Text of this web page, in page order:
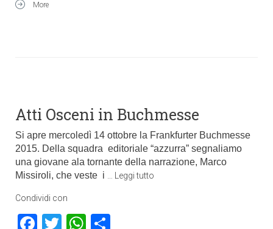
More
Atti Osceni in Buchmesse
Si apre mercoledì 14 ottobre la Frankfurter Buchmesse
2015. Della squadra editoriale “azzurra” segnaliamo
una giovane ala tornante della narrazione, Marco
Missiroli, che veste i
Leggi tutto
Condividi con
Facebook
TwitterWhatsApp